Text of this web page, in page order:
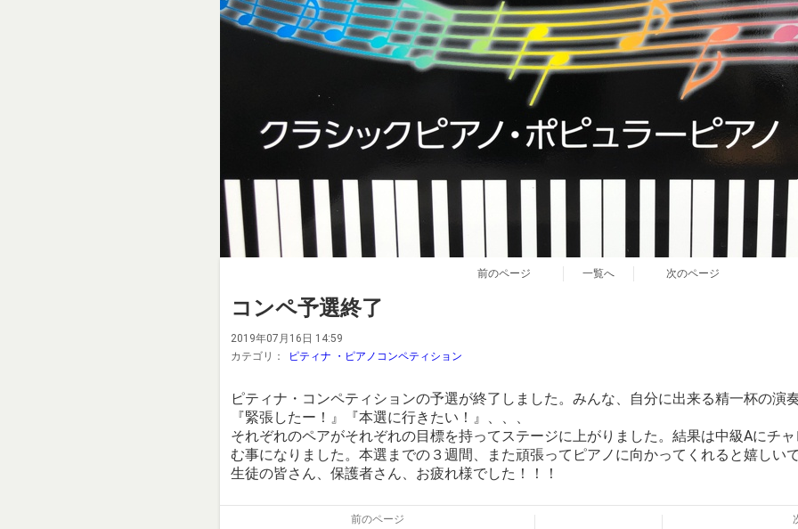
前のページ 一覧へ 次のページ
コンペ予選終了
2019年07月16日 14:59
カテゴリ：
ピティナ ・ピアノコンペティション
ピティナ・コンペティションの予選が終了しました。みんな、自分に出来る精一杯の演
『緊張したー！』『本選に行きたい！』、、、
それぞれのペアがそれぞれの目標を持ってステージに上がりました。結果は中級Aにチ
む事になりました。本選までの３週間、また頑張ってピアノに向かってくれると嬉しい
生徒の皆さん、保護者さん、お疲れ様でした！！！
前のページ